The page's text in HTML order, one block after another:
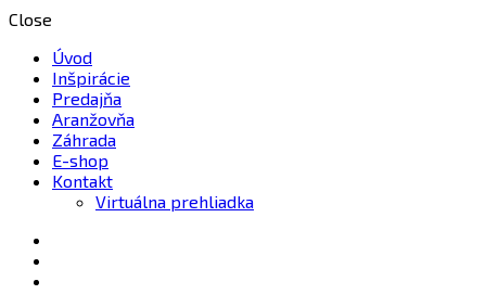
Close
Úvod
Inšpirácie
Predajňa
Aranžovňa
Záhrada
E-shop
Kontakt
Virtuálna prehliadka